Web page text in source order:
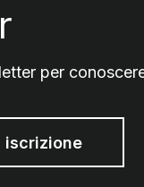
per
iscrizione